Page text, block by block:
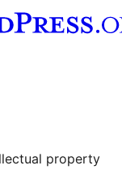
property